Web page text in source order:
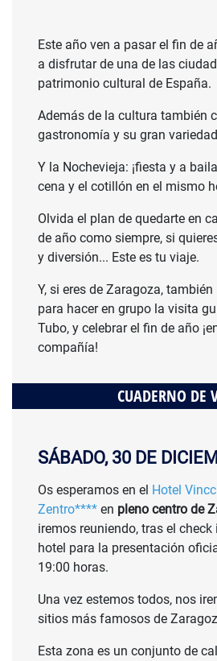
Este año ven a pasar el fin de
a disfrutar de una de las
patrimonio cultural de España.
Además de la cultura también
gastronomía y su gran
Y la Nochevieja: ¡fiesta y a
cena y el cotillón en el mismo
Olvida el plan de quedarte en
de año como siempre, si
y diversión... Este es tu viaje.
Y, si eres de Zaragoza,
para hacer en grupo la visita
Tubo, y celebrar el fin de año
compañía!
CUADERNO DE
SÁBADO, 30 DE
Os esperamos en el Hotel
Zentro**** en pleno centro de
iremos reuniendo, tras el check
hotel para la presentación
19:00 horas.
Una vez estemos todos, nos
sitios más famosos de
Esta zona es un conjunto de